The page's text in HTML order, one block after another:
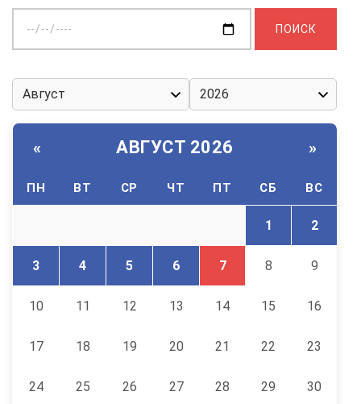
дату:
« АВГУСТ 2026 »
ПН ВТ СР ЧТ ПТ СБ ВС
1 2
3 4 5 6 7 8 9
10 11 12 13 14 15 16
17 18 19 20 21 22 23
24 25 26 27 28 29 30